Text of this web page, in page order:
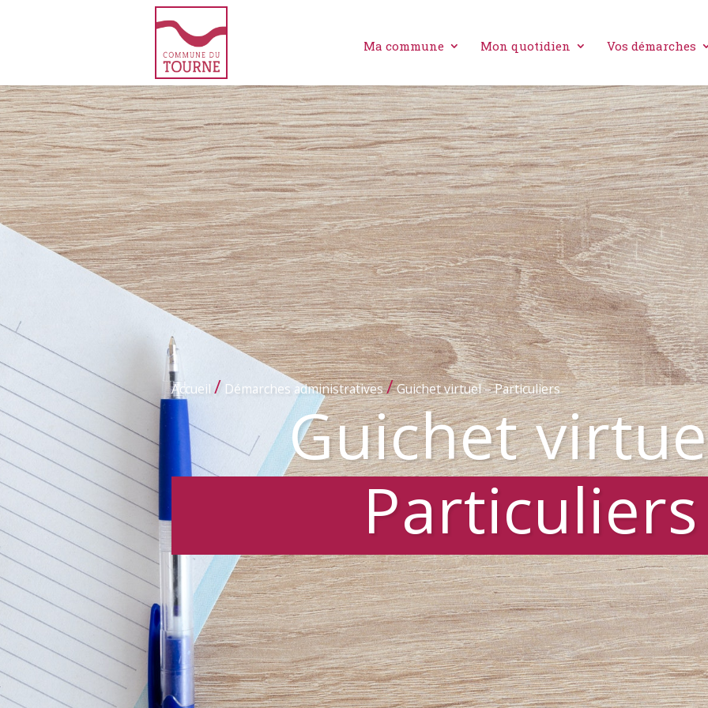
Ma commune Mon quotidien Vos démarches
Accueil / Démarches administratives/Guichet virtuel – Particuliers
Guichet
Particuliers